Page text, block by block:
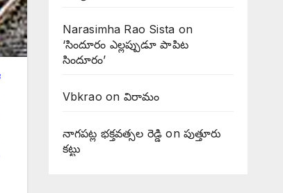
Narasimha Rao Sista on
‘సిందూరం ఎల్లప్పుడూ పాపిట
సిందూరం’
Vbkrao on విరామం
నాగపట్ల భక్తవత్సల రెడ్డి on పుత్తూరు
కట్టు